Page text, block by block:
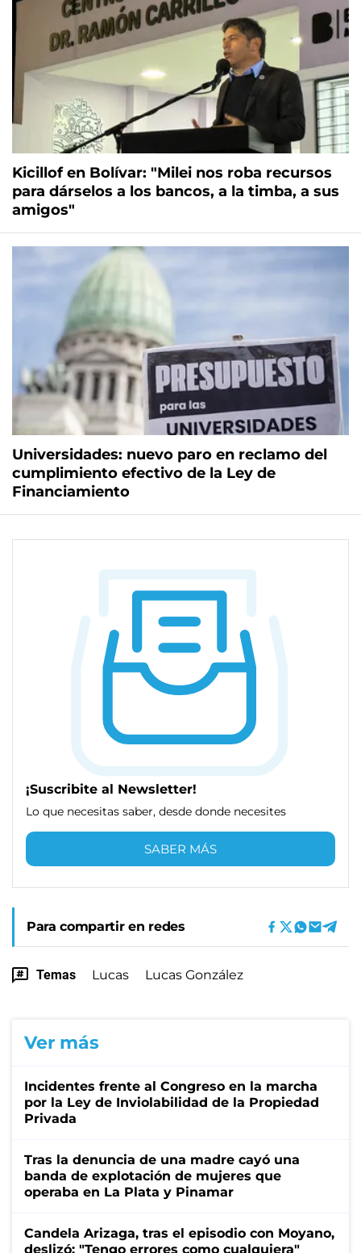
Kicillof en Bolívar: "Milei nos roba recursos
para dárselos a los bancos, a la timba, a sus
amigos"
Universidades: nuevo paro en reclamo del
cumplimiento efectivo de la Ley de
Financiamiento
¡Suscribite al Newsletter!
Lo que necesitas saber, desde donde necesites
SABER MÁS
Para compartir en redes
Temas Lucas Lucas González
Ver más
Incidentes frente al Congreso en la marcha
por la Ley de Inviolabilidad de la Propiedad
Privada
Tras la denuncia de una madre cayó una
banda de explotación de mujeres que
operaba en La Plata y Pinamar
Candela Arizaga, tras el episodio con Moyano,
deslizó: "Tengo errores como cualquiera"